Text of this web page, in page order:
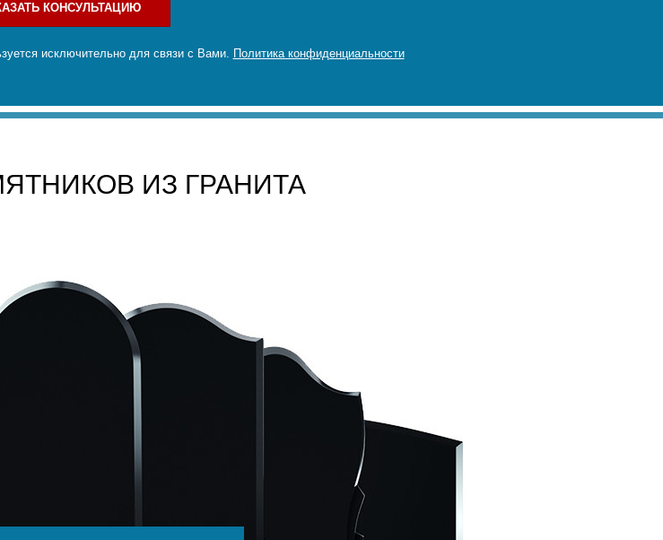
КОНСУЛЬТАЦИЮ
исключительно для связи с Вами. Политика конфиденциальности
ИЗ ГРАНИТА